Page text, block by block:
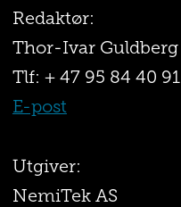
Redaktør:
Thor-Ivar Guldberg
Tlf: + 47 95 84 40 91
E-post
Utgiver:
NemiTek AS